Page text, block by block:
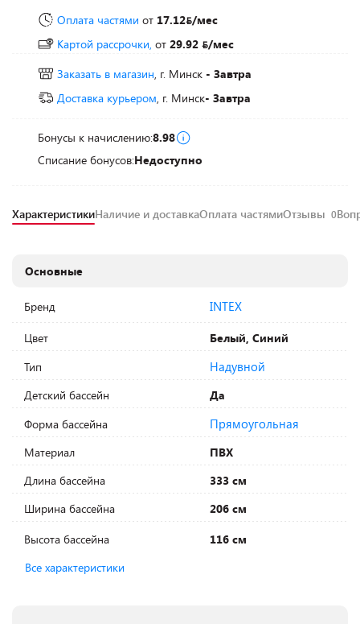
Оплата частями от 17.12 /мес
Картой рассрочки, от 29.92
/мес
Заказать в магазин, г. Минск - Завтра
Доставка курьером, г. Минск- Завтра
Бонусы к начислению:8.98
Списание бонусов:Недоступно
ХарактеристикиНаличие и доставкаОплата частямиОтзывы 0
Основные
Бренд INTEX
Цвет
Белый, Синий
Тип
Надувной
Детский бассейн
Да
Форма бассейна
Прямоугольная
Материал
ПВХ
Длина бассейна
333 см
Ширина бассейна
206 см
Высота бассейна
116 см
Все характеристики